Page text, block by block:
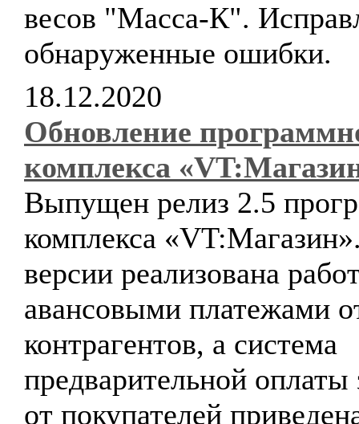
весов "Масса-К".
обнаруженные ошибки.
18.12.2020
Обновление
комплекса
Выпущен релиз 2.5
комплекса
версии реализована
авансовыми платежами
контрагентов, а система
предварительной оплаты
от покупателей